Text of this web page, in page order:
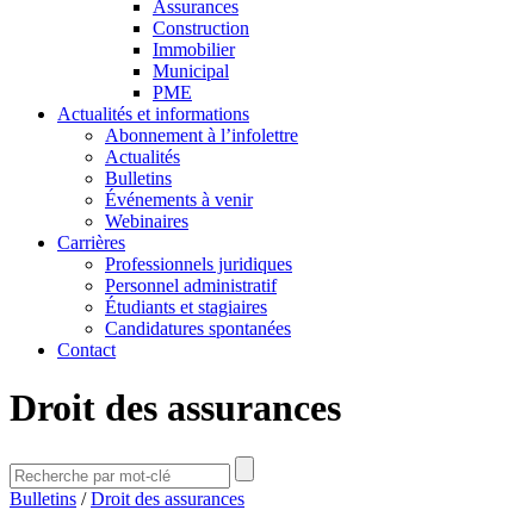
Assurances
Construction
Immobilier
Municipal
PME
Actualités et informations
Abonnement à l’infolettre
Actualités
Bulletins
Événements à venir
Webinaires
Carrières
Professionnels juridiques
Personnel administratif
Étudiants et stagiaires
Candidatures spontanées
Contact
Droit des assurances
Bulletins /Droit des assurances